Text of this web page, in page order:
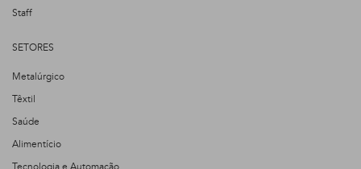
Staff
SETORES
Metalúrgico
Têxtil
Saúde
Alimentício
Tecnologia e Automação